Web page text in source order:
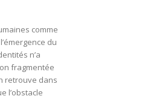
comme
du
n’a
fragmentée
retrouve dans
l’obstacle